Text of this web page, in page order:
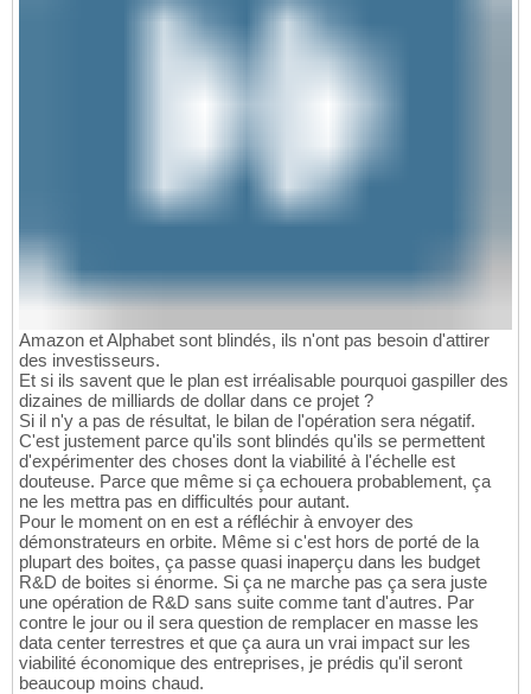
Amazon et Alphabet sont blindés, ils n'ont pas besoin d'attirer
des investisseurs.
Et si ils savent que le plan est irréalisable pourquoi gaspiller des
dizaines de milliards de dollar dans ce projet ?
Si il n'y a pas de résultat, le bilan de l'opération sera négatif.
C'est justement parce qu'ils sont blindés qu'ils se permettent
d'expérimenter des choses dont la viabilité à l'échelle est
douteuse. Parce que même si ça echouera probablement, ça
ne les mettra pas en difficultés pour autant.
Pour le moment on en est a réfléchir à envoyer des
démonstrateurs en orbite. Même si c'est hors de porté de la
plupart des boites, ça passe quasi inaperçu dans les budget
R&D de boites si énorme. Si ça ne marche pas ça sera juste
une opération de R&D sans suite comme tant d'autres. Par
contre le jour ou il sera question de remplacer en masse les
data center terrestres et que ça aura un vrai impact sur les
viabilité économique des entreprises, je prédis qu'il seront
beaucoup moins chaud.